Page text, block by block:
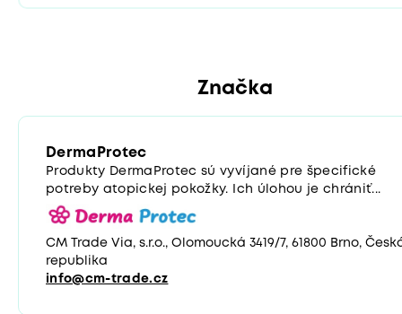
Značka
DermaProtec
Produkty DermaProtec sú vyvíjané pre špecifické
potreby atopickej pokožky. Ich úlohou je chrániť...
CM Trade Via, s.r.o., Olomoucká 3419/7, 61800 Brno,
republika
info@cm-trade.cz